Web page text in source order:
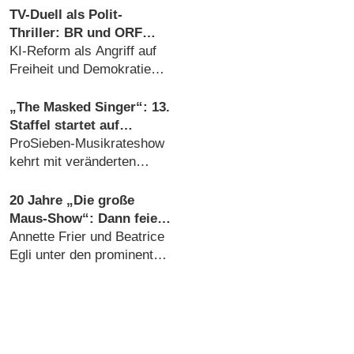
TV-Duell als Polit-
Thriller: BR und ORF
produzieren besonderes
Fernseh-Kammerspiel
KI-Reform als Angriff auf
Freiheit und Demokratie
„The Masked Singer“: 13.
Staffel startet auf
überraschendem
Sendeplatz und viel
ProSieben-Musikrateshow
kehrt mit veränderten
(06.08.2026)
20 Jahre „Die große
Maus-Show“: Dann feiert
die ARD das runde
Jubiläum
Annette Frier und Beatrice
Egli unter den prominenten